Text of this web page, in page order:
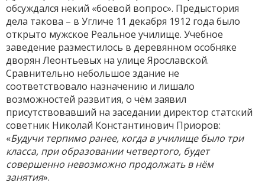
обсуждался некий «боевой вопрос». Предыстория
дела такова – в Угличе 11 декабря 1912 года было
открыто мужское Реальное училище. Учебное
заведение разместилось в деревянном особняке
дворян Леонтьевых на улице Ярославской.
Сравнительно небольшое здание не
соответствовало назначению и лишало
возможностей развития, о чём заявил
присутствовавший на заседании директор статский
советник Николай Константинович Приоров:
«Будучи терпимо ранее, когда в училище было три
класса, при образовании четвертого, будет
совершенно невозможно продолжать в нём
занятия».